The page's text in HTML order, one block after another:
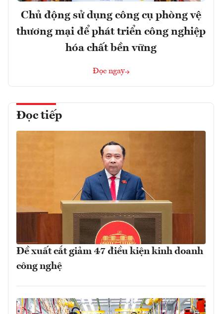
Chủ động sử dụng công cụ phòng vệ
thương mại để phát triển công nghiệp
hóa chất bền vững
Đọc ngay
Đọc tiếp
Đề xuất cắt giảm 47 điều kiện kinh doanh
công nghệ